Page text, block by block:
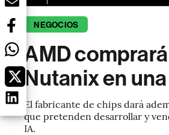
NEGOCIOS
AMD
Nutanix en
El fabricante de chips dará
que pretenden desarrollar y
IA.